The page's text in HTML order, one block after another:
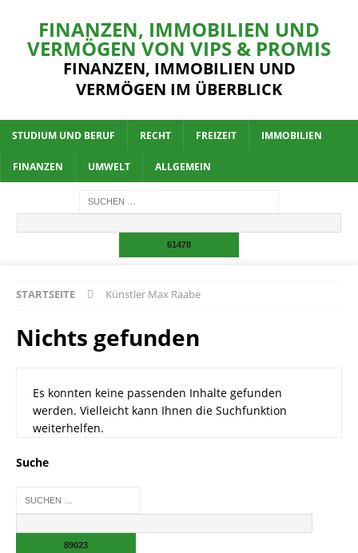
FINANZEN, IMMOBILIEN UND
VERMÖGEN VON VIPS & PROMIS
FINANZEN, IMMOBILIEN UND
VERMÖGEN IM ÜBERBLICK
STUDIUM UND BERUF RECHT FREIZEIT IMMOBILIEN
FINANZEN UMWELT ALLGEMEIN
STARTSEITE Künstler Max Raabe
Nichts gefunden
Es konnten keine passenden Inhalte gefunden
werden. Vielleicht kann Ihnen die Suchfunktion
weiterhelfen.
Suche